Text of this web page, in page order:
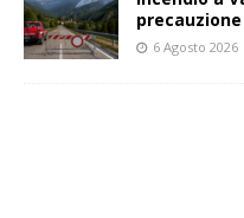
6 Agosto 2026